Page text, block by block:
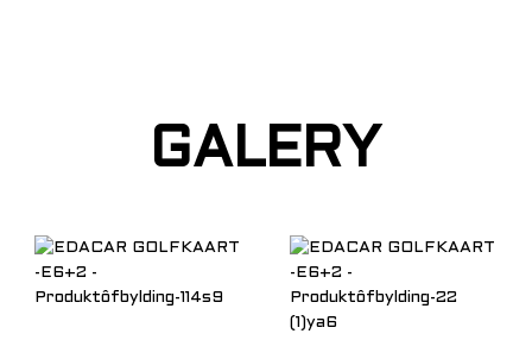
GALERY